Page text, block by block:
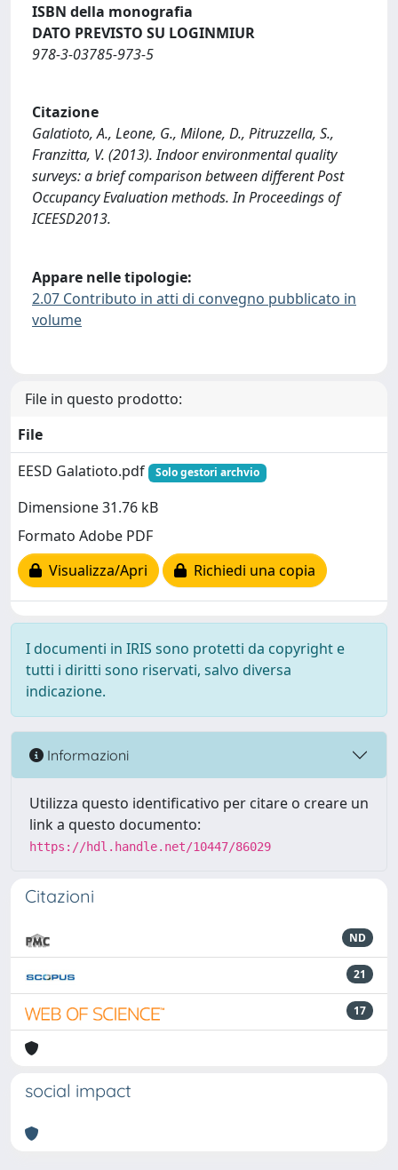
ISBN della monografia
DATO PREVISTO SU LOGINMIUR
978-3-03785-973-5
Citazione
Galatioto, A., Leone, G., Milone, D., Pitruzzella, S.,
Franzitta, V. (2013). Indoor environmental quality
surveys: a brief comparison between different Post
Occupancy Evaluation methods. In Proceedings of
ICEESD2013.
Appare nelle tipologie:
2.07 Contributo in atti di convegno pubblicato in
volume
File in questo prodotto:
File
EESD Galatioto.pdf
Solo gestori archvio
Dimensione 31.76 kB
Formato Adobe PDF
Visualizza/Apri
Richiedi una copia
I documenti in IRIS sono protetti da copyright e
tutti i diritti sono riservati, salvo diversa
indicazione.
Informazioni
Utilizza questo identificativo per citare o creare un
link a questo documento:
https://hdl.handle.net/10447/86029
Citazioni
ND
21
17
social impact